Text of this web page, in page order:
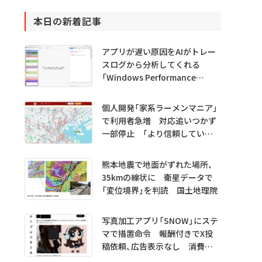
本日の新着記事
アプリが遅い原因をAIがトレー
スログから分析してくれる
「Windows Performance
プレビュー公開
個人開発「家系ラーメンマニア」
で利用者急増 対応追いつかず
一部停止 「より信頼していた
熊本地震で地面がずれた場所、
35kmの線状に 衛星データで
「変位境界」を判読 国土地理院
写真加工アプリ「SNOW」にステ
マで措置命令 報酬付きでX投
稿依頼、広告表示なし 消費者